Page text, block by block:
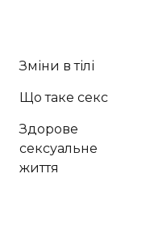
Зміни в тілі
Що таке секс
Здорове
сексуальне
життя